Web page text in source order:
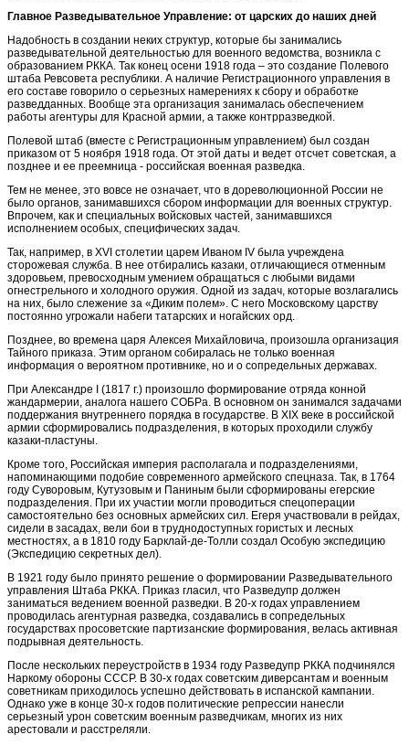
Главное Разведывательное Управление: от царских до наших дней
Надобность в создании неких структур, которые бы занимались
разведывательной деятельностью для военного ведомства, возникла с
образованием РККА. Так конец осени 1918 года – это создание Полевого
штаба Ревсовета республики. А наличие Регистрационного управления в
его составе говорило о серьезных намерениях к сбору и обработке
разведданных. Вообще эта организация занималась обеспечением
работы агентуры для Красной армии, а также контрразведкой.
Полевой штаб (вместе с Регистрационным управлением) был создан
приказом от 5 ноября 1918 года. От этой даты и ведет отсчет советская, а
позднее и ее преемница - российская военная разведка.
Тем не менее, это вовсе не означает, что в дореволюционной России не
было органов, занимавшихся сбором информации для военных структур.
Впрочем, как и специальных войсковых частей, занимавшихся
исполнением особых, специфических задач.
Так, например, в XVI столетии царем Иваном IV была учреждена
сторожевая служба. В нее отбирались казаки, отличающиеся отменным
здоровьем, превосходным умением обращаться с любыми видами
огнестрельного и холодного оружия. Одной из задач, которые возлагались
на них, было слежение за «Диким полем». С него Московскому царству
постоянно угрожали набеги татарских и ногайских орд.
Позднее, во времена царя Алексея Михайловича, произошла организация
Тайного приказа. Этим органом собиралась не только военная
информация о вероятном противнике, но и о сопредельных державах.
При Александре I (1817 г.) произошло формирование отряда конной
жандармерии, аналога нашего СОБРа. В основном он занимался задачами
поддержания внутреннего порядка в государстве. В XIX веке в российской
армии сформировались подразделения, в которых проходили службу
казаки-пластуны.
Кроме того, Российская империя располагала и подразделениями,
напоминающими подобие современного армейского спецназа. Так, в 1764
году Суворовым, Кутузовым и Паниным были сформированы егерские
подразделения. При их участии могли проводиться спецоперации
самостоятельно без основных армейских сил. Егеря участвовали в рейдах,
сидели в засадах, вели бои в труднодоступных гористых и лесных
местностях, а в 1810 году Барклай-де-Толли создал Особую экспедицию
(Экспедицию секретных дел).
В 1921 году было принято решение о формировании Разведывательного
управления Штаба РККА. Приказ гласил, что Разведупр должен
заниматься ведением военной разведки. В 20-х годах управлением
проводилась агентурная разведка, создавались в сопредельных
государствах просоветские партизанские формирования, велась активная
подрывная деятельность.
После нескольких переустройств в 1934 году Разведупр РККА подчинялся
Наркому обороны СССР. В 30-х годах советским диверсантам и военным
советникам приходилось успешно действовать в испанской кампании.
Однако уже в конце 30-х годов политические репрессии нанесли
серьезный урон советским военным разведчикам, многих из них
арестовали и расстреляли.